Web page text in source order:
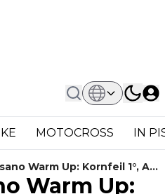
MOTOCROSS IN
Warm Up: Kornfeil 1°, A
Monlau
Warm Up: